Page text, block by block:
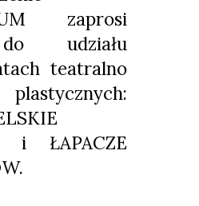
zaprosi
udziału
teatralno
i ŁAPACZE